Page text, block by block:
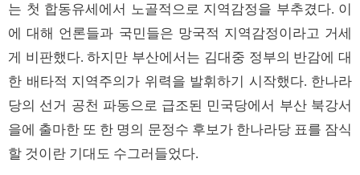
는 첫 합동유세에서 노골적으로 지역감정을 부추겼다. 이
에 대해 언론들과 국민들은 망국적 지역감정이라고 거세
게 비판했다. 하지만 부산에서는 김대중 정부의 반감에 대
한 배타적 지역주의가 위력을 발휘하기 시작했다. 한나라
당의 선거 공천 파동으로 급조된 민국당에서 부산 북강서
을에 출마한 또 한 명의 문정수 후보가 한나라당 표를 잠식
할 것이란 기대도 수그러들었다.